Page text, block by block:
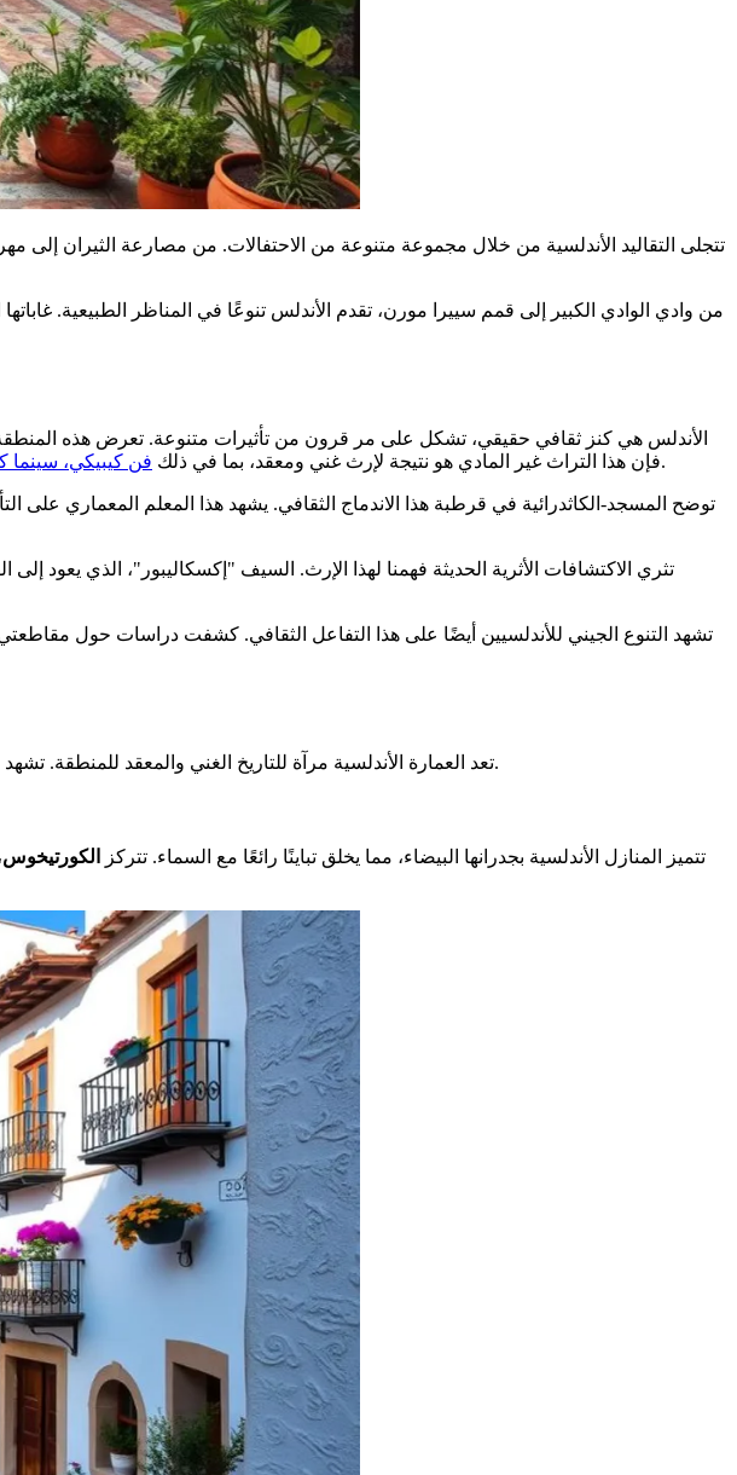
تتجلى التقاليد الأندلسية من خلال مجموعة متنوعة من الاحتفالات. من مصارعة الثيران إلى
من وادي الوادي الكبير إلى قمم سييرا مورن، تقدم الأندلس تنوعًا في المناظر الطبيعية.
الأندلس هي كنز ثقافي حقيقي، تشكل على مر قرون من تأثيرات متنوعة. تعرض هذه المنطقة
فإن هذا التراث غير المادي هو نتيجة لإرث غني ومعقد، بما في ذلك فن كيبيكي، سينما .
توضح المسجد-الكاثدرائية في قرطبة هذا الاندماج الثقافي. يشهد هذا المعلم المعماري على
تشهد التنوع الجيني للأندلسيين أيضًا على هذا التفاعل الثقافي. كشفت دراسات حول
تعد العمارة الأندلسية مرآة للتاريخ الغني والمعقد للمنطقة. تشهد على التأثيرات الإسلامية والتقاليد المسيحية، كل تفصيل يروي قصة فريدة. هذه الغنى الثقافي ملموس في كل مبنى.
تتميز المنازل الأندلسية بجدرانها البيضاء، مما يخلق تباينًا رائعًا مع السماء. تتركز الكورتيخوس